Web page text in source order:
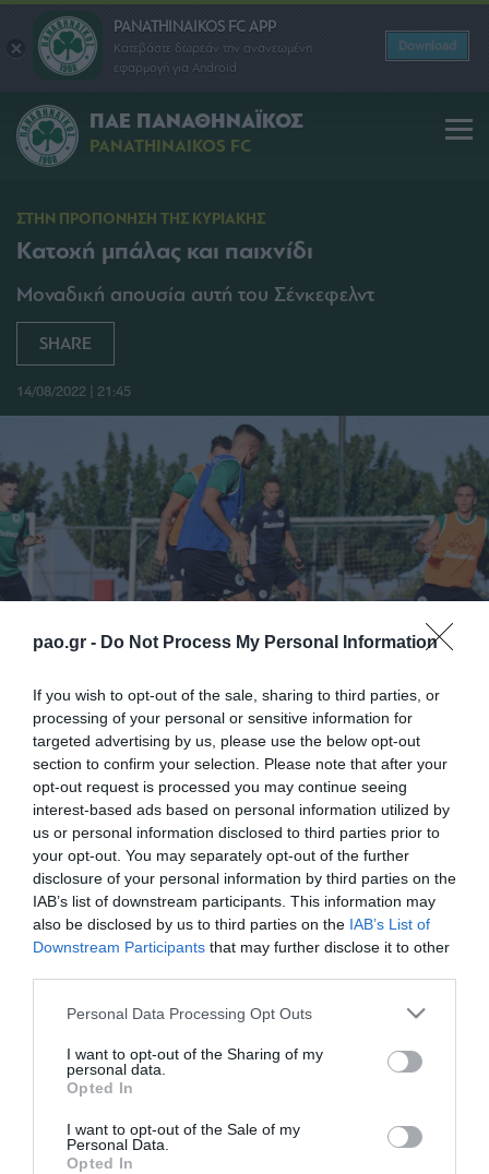
pao.gr - Do Not Process My Personal Information
If you wish to opt-out of the sale, sharing to third parties, or
processing of your personal or sensitive information for
targeted advertising by us, please use the below opt-out
section to confirm your selection. Please note that after your
opt-out request is processed you may continue seeing
interest-based ads based on personal information utilized by
us or personal information disclosed to third parties prior to
your opt-out. You may separately opt-out of the further
disclosure of your personal information by third parties on the
IAB’s list of downstream participants. This information may
also be disclosed by us to third parties on the IAB’s List of
Downstream Participants that may further disclose it to other
Please note that this website/app uses one or more Google
not limited to your visit or usage behaviour. You may click to
grant or deny consent to Google and its third-party tags to
use your data for below specified purposes in below Google
consent section.
Personal Data Processing Opt Outs
I want to opt-out of the Sharing of my
personal data.
Opted In
I want to opt-out of the Sale of my
Personal Data.
Opted In
PANATHINAIKOS FC APP
Κατεβάστε δωρεάν την ανανεωμένη
εφαρμογή για Android
Download
ΠΑΕ ΠΑΝΑΘΗΝΑΪΚΟΣ
PANATHINAIKOS FC
ΣΤΗΝ ΠΡΟΠΟΝΗΣΗ ΤΗΣ ΚΥΡΙΑΚΗΣ
Κατοχή μπάλας και παιχνίδι
Μοναδική απουσία αυτή του Σένκεφελντ
SHARE
14/08/2022 | 21:45
Με απογευματινή προπόνηση συνεχίστηκε την
Κυριακή η προετοιμασία του Παναθηναϊκού για την
έναρξη του πρωταθλήματος της Super League. Το
πρόγραμμα περιελάμβανε προθέρμανση, ασκήσεις
κατοχής μπάλας και παιχνίδι σε περιορισμένο χώρο.
Μοναδική απουσία αυτή του τραυματία Μπαρτ
Σένκεφελντ.
ΑΓΩΝΙΣΤΙΚΑ